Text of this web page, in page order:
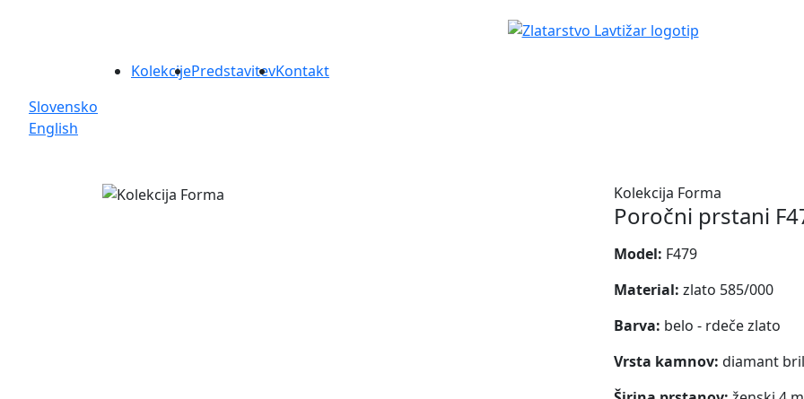
KolekcijePredstavitevKontakt
Slovensko
English
Kolekcija Forma
Poročni prstani
Model: F479
Material: zlato 585/000
Barva: belo - rdeče zlato
Vrsta kamnov: diamant